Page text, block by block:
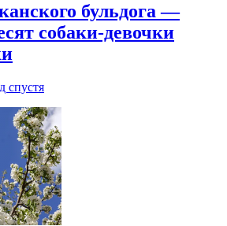
бульдога —
собаки-девочки
спустя